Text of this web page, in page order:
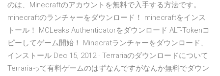
のは、Minecraftのアカウントを無料で入手する方法です。
minecraftのランチャーをダウンロード！ minecraftをインス
トール！ MCLeaks Authenticatorをダウンロード ALT-Tokenコ
ピーしてゲーム開始！ Minecratランチャーをダウンロード、
インストール Dec 15, 2012 · Terrariaのダウンロードについて
Terrariaって有料ゲームのはずなんですがなんか無料でダウン